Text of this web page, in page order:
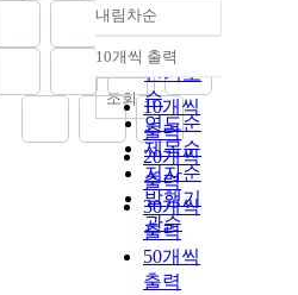
정확도
순
인기도
순
연도순
제목순
저자순
발행기
관순
내림차순
내림차순
10개씩 출력
10개씩
출력
20개씩
출력
30개씩
출력
50개씩
출력
조회